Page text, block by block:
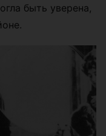
быть уверена,